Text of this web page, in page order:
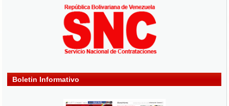
Boletin Informativo